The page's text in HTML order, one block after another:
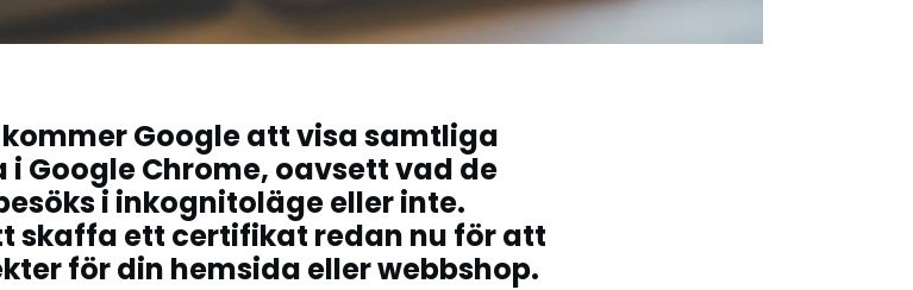
kommer Google att visa samtliga
Google Chrome, oavsett vad de
i inkognitoläge eller inte.
skaffa ett certifikat redan nu för att
för din hemsida eller webbshop.